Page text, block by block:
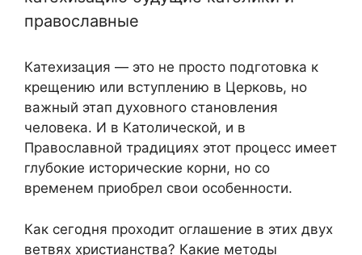
православные
Катехизация — это не просто подготовка к
крещению или вступлению в Церковь, но
важный этап духовного становления
человека. И в Католической, и в
Православной традициях этот процесс имеет
глубокие исторические корни, но со
временем приобрел свои особенности.
Как сегодня проходит оглашение в этих двух
ветвях христианства? Какие методы